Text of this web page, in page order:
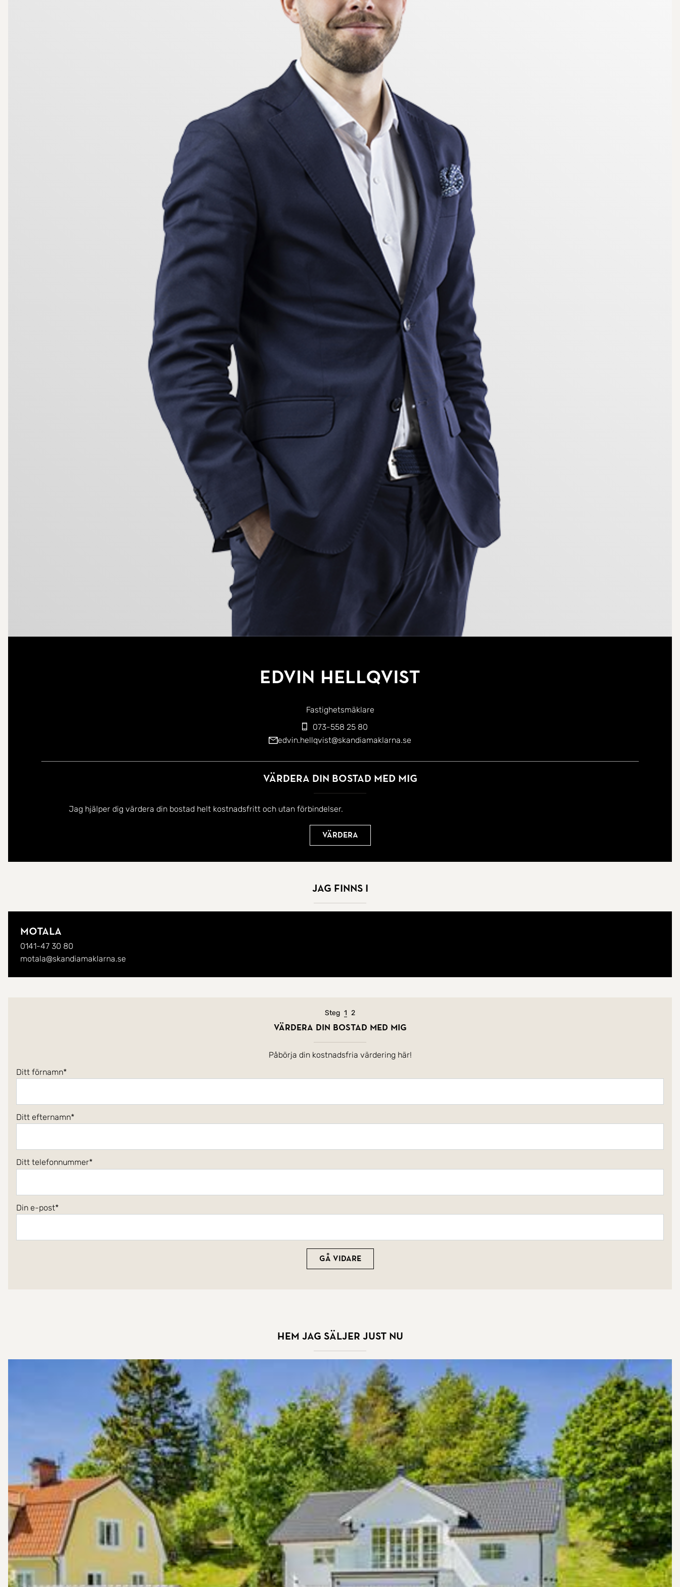
Edvin Hellqvist
Fastighetsmäklare
073-558 25 80
edvin.hellqvist@skandiamaklarna.se
Värdera din bostad med mig
Jag hjälper dig värdera din bostad helt kostnadsfritt och utan förbindelser.
Värdera
Jag finns i
Motala
0141-47 30 80
motala@skandiamaklarna.se
Steg Nuvarande steg
1 2
Värdera din bostad med mig
Påbörja din kostnadsfria värdering här!
Ditt förnamn
Ditt efternamn
Ditt telefonnummer
Din e-post
Gå vidare
Hem jag säljer just nu